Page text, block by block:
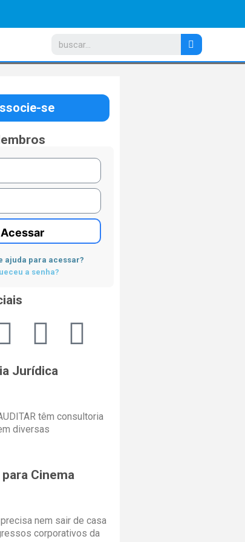
se
Acessar
ajuda para acessar?
a senha?
Jurídica
têm consultoria
diversas
Cinema
nem sair de casa
corporativos da